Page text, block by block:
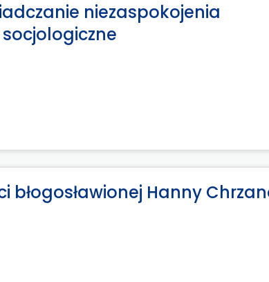
niezaspokojenia
błogosławionej Hanny